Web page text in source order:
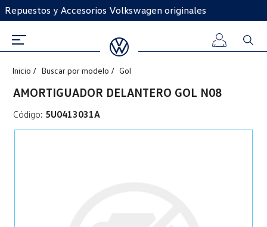
Repuestos y Accesorios Volkswagen originales
Inicio Buscar por modelo Gol
AMORTIGUADOR DELANTERO GOL N08
Código: 5U0413031A